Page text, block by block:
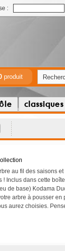
:
produit
classiques
au fil des saisons
Inclus dans cette
de base) Kodama
arbre à pousser en
aurez choisies.